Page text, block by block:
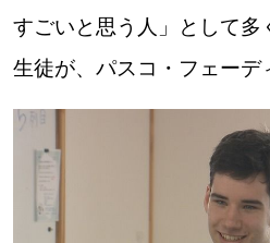
すごいと思う人」として多
生徒が、パスコ・フェーデ